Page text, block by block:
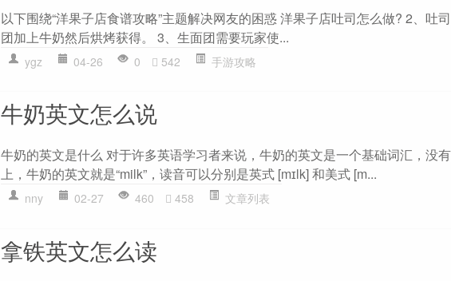
以下围绕“洋果子店食谱攻略”主题解决网友的困惑 洋果子店吐司怎么做? 2、吐
团加上牛奶然后烘烤获得。 3、生面团需要玩家使...
ygz 04-26 0 542 手游攻略
牛奶英文怎么说
牛奶的英文是什么 对于许多英语学习者来说，牛奶的英文是一个基础词汇，没
上，牛奶的英文就是“milk”，读音可以分别是英式 [mɪlk] 和美式 [m...
nny 02-27 460 458 文章列表
拿铁英文怎么读